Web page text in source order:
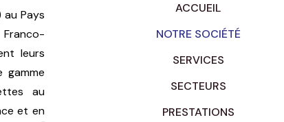
ACCUEIL
NOTRE SOCIÉTÉ
SERVICES
SECTEURS
PRESTATIONS
Pays
leurs
gamme
au
et en